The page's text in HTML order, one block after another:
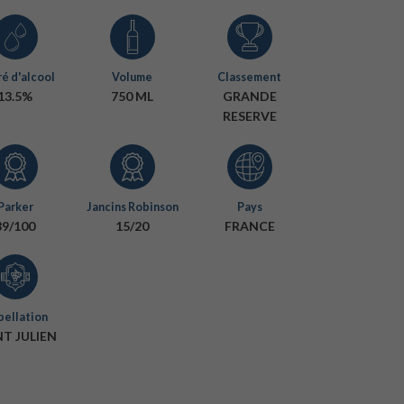
d'alcool Volume
750 ML
Classement
GRANDE
RESERVE
Parker
100
Jancins Robinson
15/20
Pays
FRANCE
JULIEN